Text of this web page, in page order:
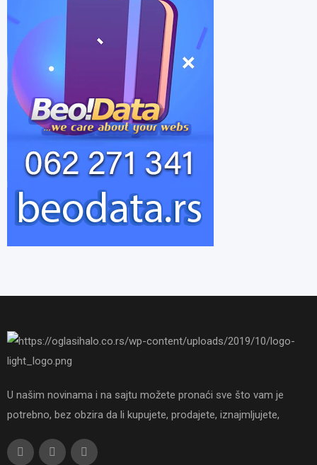
U našim novinama i na sajtu možete pronaći sve što vam je
potrebno, bez obzira da li kupujete, prodajete, iznajmljujete,